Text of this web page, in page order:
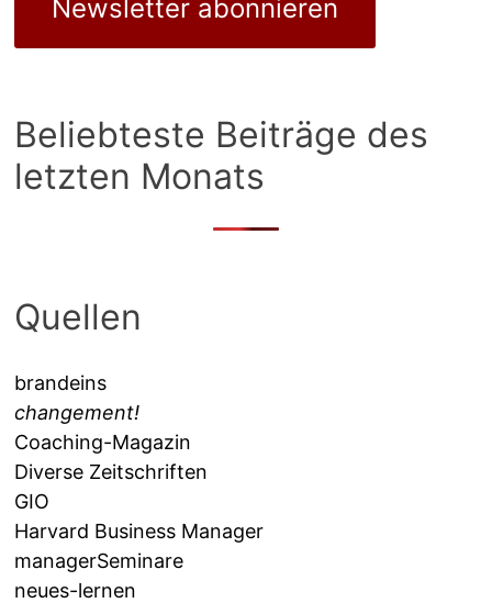
Newsletter abonnieren
Beliebteste Beiträge des
letzten Monats
Quellen
brandeins
changement!
Coaching-Magazin
Diverse Zeitschriften
GIO
Harvard Business Manager
managerSeminare
neues-lernen